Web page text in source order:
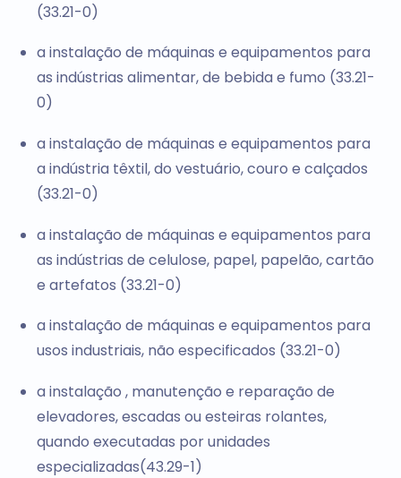
(33.21-0)
a instalação de máquinas e equipamentos para
as indústrias alimentar, de bebida e fumo (33.21-
0)
a instalação de máquinas e equipamentos para
a indústria têxtil, do vestuário, couro e calçados
(33.21-0)
a instalação de máquinas e equipamentos para
as indústrias de celulose, papel, papelão, cartão
e artefatos (33.21-0)
a instalação de máquinas e equipamentos para
usos industriais, não especificados (33.21-0)
a instalação , manutenção e reparação de
elevadores, escadas ou esteiras rolantes,
quando executadas por unidades
especializadas(43.29-1)